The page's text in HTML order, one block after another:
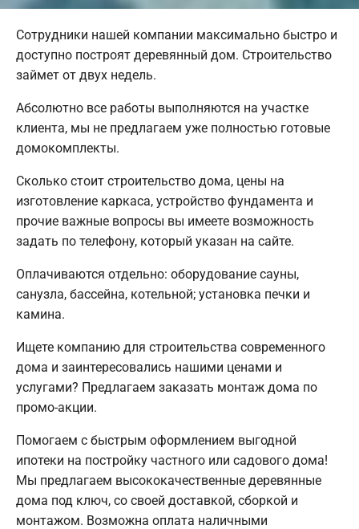
Сотрудники нашей компании максимально быстро и
доступно построят деревянный дом. Строительство
займет от двух недель.
Абсолютно все работы выполняются на участке
клиента, мы не предлагаем уже полностью готовые
домокомплекты.
Сколько стоит строительство дома, цены на
изготовление каркаса, устройство фундамента и
прочие важные вопросы вы имеете возможность
задать по телефону, который указан на сайте.
Оплачиваются отдельно: оборудование сауны,
санузла, бассейна, котельной; установка печки и
камина.
Ищете компанию для строительства современного
дома и заинтересовались нашими ценами и
услугами? Предлагаем заказать монтаж дома по
промо-акции.
Помогаем с быстрым оформлением выгодной
ипотеки на постройку частного или садового дома!
Мы предлагаем высококачественные деревянные
дома под ключ, со своей доставкой, сборкой и
монтажом. Возможна оплата наличными